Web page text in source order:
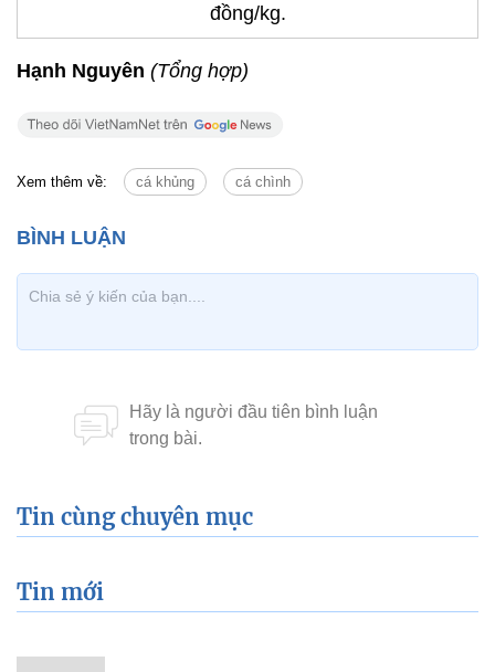
đồng/kg.
Hạnh Nguyên (Tổng hợp)
Xem thêm về: cá khủng cá chình
Tin cùng chuyên mục
Tin mới